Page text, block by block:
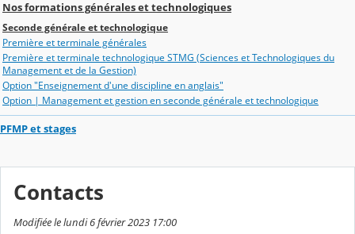
Nos formations générales et technologiques
Seconde générale et technologique
Première et terminale générales
Première et terminale technologique STMG (Sciences et Technologiques du
Management et de la Gestion)
Option "Enseignement d'une discipline en anglais"
Option | Management et gestion en seconde générale et technologique
PFMP et stages
Contacts
Modifiée le lundi 6 février 2023 17:00